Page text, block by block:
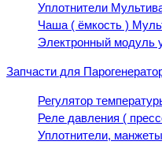
Уплотнители
Чаша ( ёмкость )
Электронный модуль
Запчасти для
Регулятор
Реле давления (
Уплотнители,